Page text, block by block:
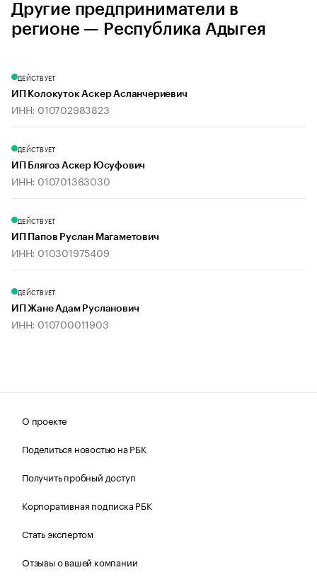
Другие предприниматели в
регионе — Республика Адыгея
ДЕЙСТВУЕТ
ИП Колокуток Аскер Асланчериевич
ИНН: 010702983823
ДЕЙСТВУЕТ
ИП Блягоз Аскер Юсуфович
ИНН: 010701363030
ДЕЙСТВУЕТ
ИП Папов Руслан Магаметович
ИНН: 010301975409
ДЕЙСТВУЕТ
ИП Жане Адам Русланович
ИНН: 010700011903
О проекте
Поделиться новостью на РБК
Получить пробный доступ
Корпоративная подписка РБК
Стать экспертом
Отзывы о вашей компании